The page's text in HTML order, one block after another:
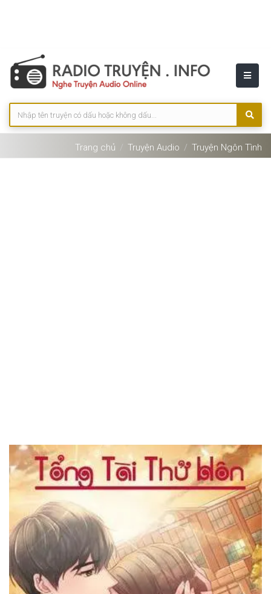
Trang chủ Truyện Audio Truyện Ngôn Tình